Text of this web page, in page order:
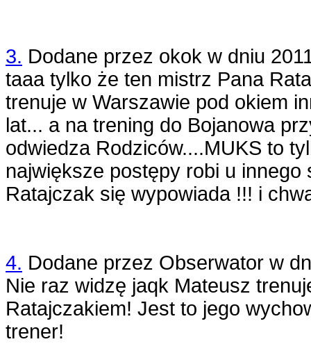
3. Dodane przez okok w dniu
taaa tylko że ten mistrz Pana
trenuje w Warszawie pod okiem
lat... a na trening do Bojanowa
odwiedza Rodziców....MUKS to
największe postępy robi u innego
Ratajczak się wypowiada !!! i
4. Dodane przez Obserwator w
Nie raz widzę jaqk Mateusz
Ratajczakiem! Jest to jego
trener!